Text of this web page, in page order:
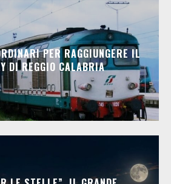
PER RAGGIUNGERE IL
DI REGGIO CALABRIA